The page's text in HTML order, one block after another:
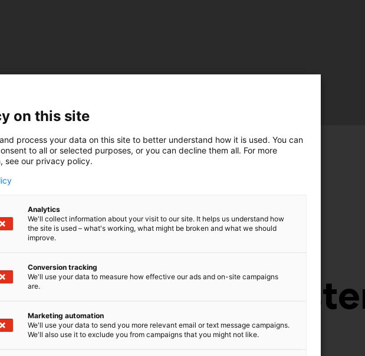
–
on this site
process your data on this site to better understand how it is used. You can
to all or selected purposes, or you can decline them all. For more
see our privacy policy.
Analytics
We'll collect information about your visit to our site. It helps us understand how
the site is used – what's working, what might be broken and what we should
improve.
Conversion tracking
We'll use your data to measure how effective our ads and on-site campaigns
are.
Marketing automation
We'll use your data to send you more relevant email or text message campaigns.
We'll also use it to exclude you from campaigns that you might not like.